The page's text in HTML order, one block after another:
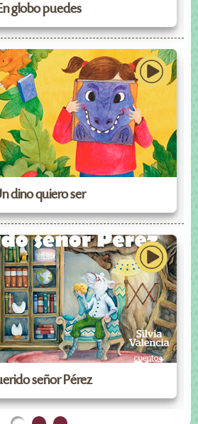
globo puedes
dino quiero ser
señor Pérez